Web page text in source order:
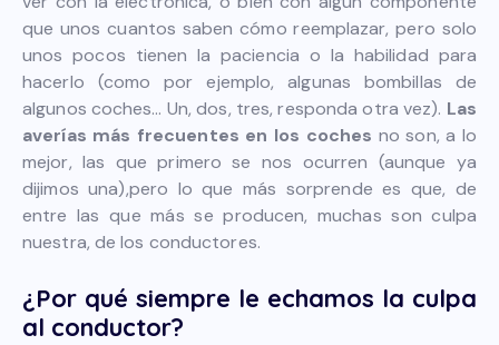
que unos cuantos saben cómo reemplazar, pero solo
unos pocos tienen la paciencia o la habilidad para
hacerlo (como por ejemplo, algunas bombillas de
algunos coches… Un, dos, tres, responda otra vez). Las
averías más frecuentes en los coches no son, a lo
mejor, las que primero se nos ocurren (aunque ya
dijimos una),pero lo que más sorprende es que, de
entre las que más se producen, muchas son culpa
nuestra, de los conductores.
¿Por qué siempre le echamos la culpa
al conductor?